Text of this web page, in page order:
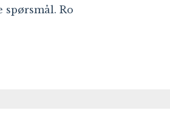
spørsmål. Ro